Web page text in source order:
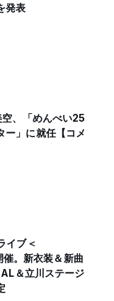
発表
、「めんべい25
ー」に就任【コメ
イブ＜
。新衣装＆新曲
＆立川ステージ